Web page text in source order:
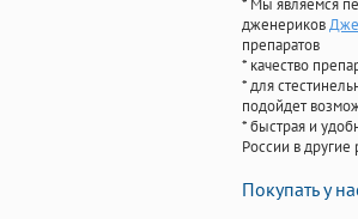
* Мы являемся
дженериков
препаратов
* качество
* для
подойдет
* быстрая и
России в
Покупать у